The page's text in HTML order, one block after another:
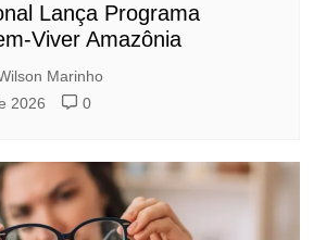
Lança Programa
Viver Amazônia
Marinho
2026
0